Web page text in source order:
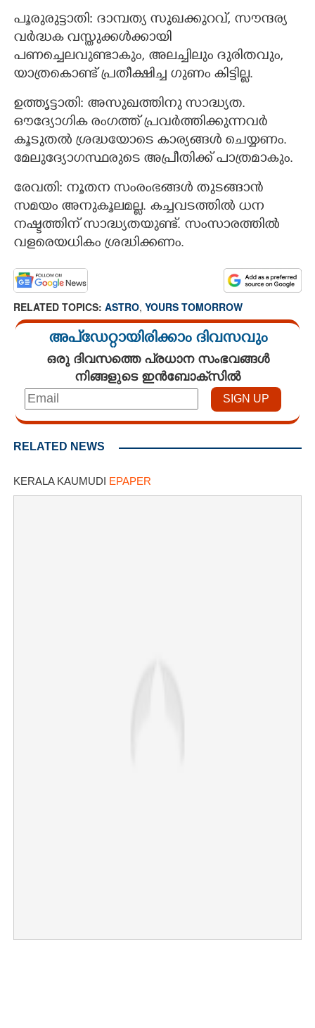
പൂരുരുട്ടാതി: ദാമ്പത്യ സുഖക്കുറവ്, സൗന്ദര്യ
വർദ്ധക വസ്തുക്കൾക്കായി
പണച്ചെലവുണ്ടാകും, അലച്ചിലും ദുരിതവും,
യാത്രകൊണ്ട് പ്രതീക്ഷിച്ച ഗുണം കിട്ടില്ല.
ഉത്തൃട്ടാതി: അസുഖത്തിനു സാദ്ധ്യത.
ഔദ്യോഗിക രംഗത്ത് പ്രവർത്തിക്കുന്നവർ
കൂടുതൽ ശ്രദ്ധയോടെ കാര്യങ്ങൾ ചെയ്യണം.
മേലുദ്യോഗസ്ഥരുടെ അപ്രീതിക്ക് പാത്രമാകും.
രേവതി: നൂതന സംരംഭങ്ങൾ തുടങ്ങാൻ
സമയം അനുകൂലമല്ല. കച്ചവടത്തിൽ ധന
നഷ്ടത്തിന് സാദ്ധ്യതയുണ്ട്. സംസാരത്തിൽ
വളരെയധികം ശ്രദ്ധിക്കണം.
RELATED TOPICS: ASTRO, YOURS TOMORROW
അപ്ഡേറ്റായിരിക്കാം ദിവസവും
ഒരു ദിവസത്തെ പ്രധാന സംഭവങ്ങൾ
നിങ്ങളുടെ ഇൻബോക്സിൽ
RELATED NEWS
KERALA KAUMUDI EPAPER
×
Share this link
Copy Link